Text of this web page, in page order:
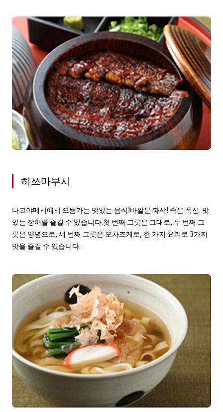
히쓰마부시
나고야메시에서 으뜸가는 맛있는 음식!바깥은 파삭! 속은 폭신. 맛
있는 장어를 즐길 수 있습니다.첫 번째 그릇은 그대로, 두 번째 그
릇은 양념으로, 세 번째 그릇은 오차즈케로, 한 가지 요리로 3가지
맛을 즐길 수 있습니다.